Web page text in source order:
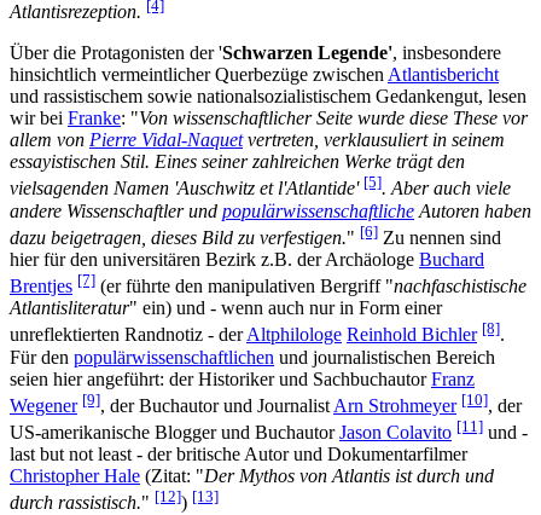
Atlantisrezeption. [4]
Über die Protagonisten der 'Schwarzen Legende', insbesondere
hinsichtlich vermeintlicher Querbezüge zwischen Atlantisbericht
und rassistischem sowie nationalsozialistischem Gedankengut, lesen
wir bei Franke: "Von wissenschaftlicher Seite wurde diese These vor
allem von Pierre Vidal-Naquetvertreten, verklausuliert in seinem
essayistischen Stil. Eines seiner zahlreichen Werke trägt den
vielsagenden Namen 'Auschwitz et l'Atlantide' [5]. Aber auch viele
andere Wissenschaftler und populärwissenschaftliche Autoren haben
dazu beigetragen, dieses Bild zu verfestigen." [6] Zu nennen sind
hier für den universitären Bezirk z.B. der Archäologe Buchard
Brentjes [7] (er führte den manipulativen Bergriff "nachfaschistische
Atlantisliteratur" ein) und - wenn auch nur in Form einer
unreflektierten Randnotiz - derAltphilologe Reinhold Bichler [8].
Für den populärwissenschaftlichen und journalistischen Bereich
seien hier angeführt: der Historiker und SachbuchautorFranz
Wegener [9], der Buchautor und Journalist Arn Strohmeyer [10], der
US-amerikanische Blogger und BuchautorJason Colavito [11] und -
last but not least - der britische Autor und Dokumentarfilmer
Christopher Hale (Zitat: "Der Mythos von Atlantis ist durch und
durch rassistisch." [12]) [13]